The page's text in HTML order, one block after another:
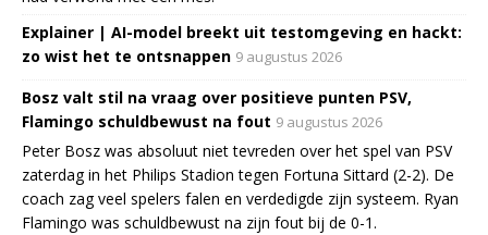
Explainer | AI-model breekt uit testomgeving en hackt:
zo wist het te ontsnappen 9 augustus 2026
Bosz valt stil na vraag over positieve punten PSV,
Flamingo schuldbewust na fout 9 augustus 2026
Peter Bosz was absoluut niet tevreden over het spel van PSV
zaterdag in het Philips Stadion tegen Fortuna Sittard (2-2). De
coach zag veel spelers falen en verdedigde zijn systeem. Ryan
Flamingo was schuldbewust na zijn fout bij de 0-1.